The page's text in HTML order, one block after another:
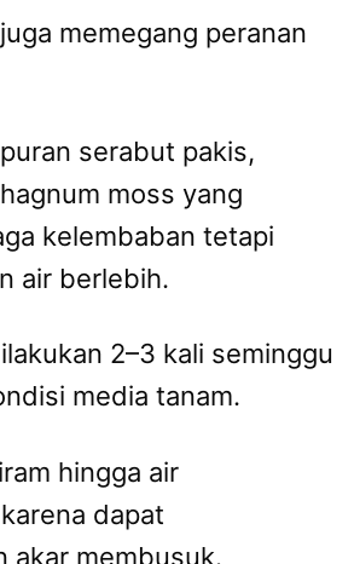
memegang peranan
serabut pakis,
moss yang
kelembaban tetapi
air berlebih.
2–3 kali seminggu
media tanam.
hingga air
dapat
akar membusuk.